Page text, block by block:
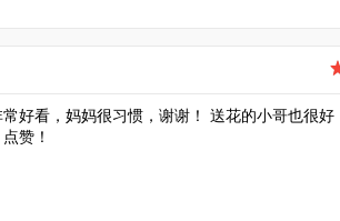
好看，妈妈很习惯，谢谢！ 送花的小哥也很
赞！